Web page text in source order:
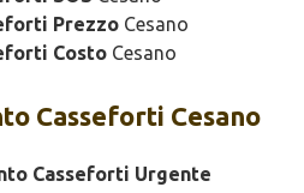
Prezzo Cesano
Costo Cesano
Casseforti Cesano
Casseforti Urgente